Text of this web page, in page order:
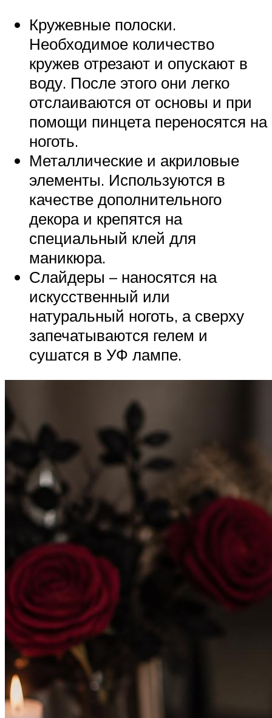
Кружевные полоски.
Необходимое количество
кружев отрезают и опускают в
воду. После этого они легко
отслаиваются от основы и при
помощи пинцета переносятся на
ноготь.
Металлические и акриловые
элементы. Используются в
качестве дополнительного
декора и крепятся на
специальный клей для
маникюра.
Слайдеры – наносятся на
искусственный или
натуральный ноготь, а сверху
запечатываются гелем и
сушатся в УФ лампе.